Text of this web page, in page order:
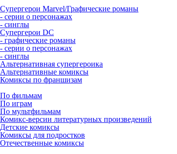
Супергерои Marvel/Графические романы
- серии о персонажах
- синглы
Супергерои DC
- графические романы
- серии о персонажах
- синглы
Альтернативная супергероика
Альтернативные комиксы
Комиксы по франшизам
По фильмам
По играм
По мультфильмам
Комикс-версии литературных произведений
Детские комиксы
Комиксы для подростков
Отечественные комиксы